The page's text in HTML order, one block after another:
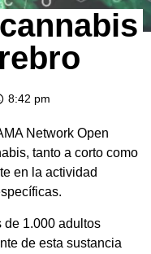
8:42 pm
Network Open
tanto a corto como
en la actividad
de 1.000 adultos
de esta sustancia